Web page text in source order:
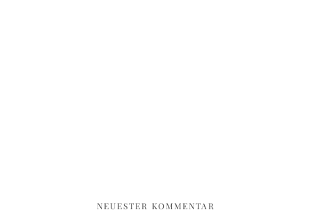
NEUESTER KOMMENTAR